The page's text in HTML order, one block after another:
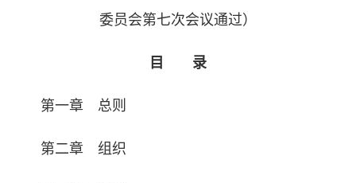
委员会第七次会议通过）
目 录
第一章 总则
第二章 组织